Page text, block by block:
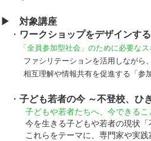
▶ 対象講座
・ ワークショップをデザインす
「全員参加型社会」のために必要な
ファシリテーションを活用しながら、
相互理解や情報共有を促進する「参加
・ 子ども若者の今 ～不登校、ひ
子どもや若者たちへ、今できるこ
今を生きる子どもや若者の現状「不
これらをテーマに、専門家や実践家